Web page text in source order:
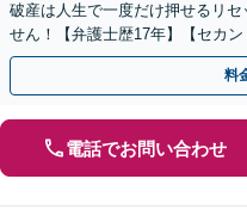
破産は人生で一度だけ押せるリ
せん！【弁護士歴17年】【セカ
あり」「ギャンブル依存の債務整
料
電話でお問い合わせ